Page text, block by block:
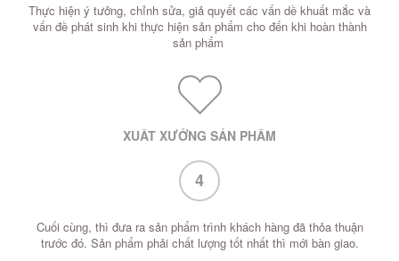
Thực hiện ý tưởng, chỉnh sửa, giả quyết các vấn dề khuất mắc và
vấn đề phát sinh khi thực hiện sản phẩm cho đến khi hoàn thành
sản phẩm
XUẤT XƯỞNG SẢN PHẨM
4
Cuối cùng, thì đưa ra sản phẩm trình khách hàng đã thỏa thuận
trước đó. Sản phẩm phải chất lượng tốt nhất thì mới bàn giao.